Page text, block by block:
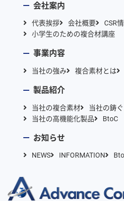
会社案内
代表挨拶 会社概要 CSR
小学生のための複合材講座
事業内容
当社の強み 複合素材とは
製品紹介
当社の複合素材 当社の鋳
当社の高機能化製品
BtoC
お知らせ
NEWS INFORMATION